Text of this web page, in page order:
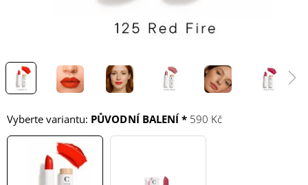
Vyberte variantu: PŮVODNÍ BALENÍ * 590 Kč